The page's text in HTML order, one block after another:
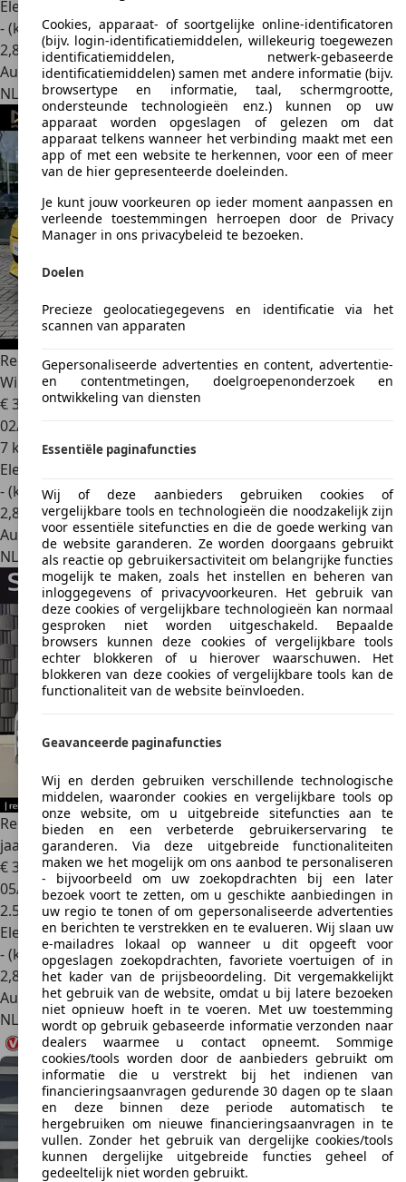
Elektrisch
- (kWh/100 km)
2,8
Autobedrijf
NL 3861 SNNijkerk
Renault R 5Comfort Range Techno 52 kWh | V2G | Pack
Winter |
€ 33.4501
02/2026
7 km
Elektrisch
- (kWh/100 km)
2,8
Autobedrijf
NL 7943 PAMeppel
Renault R 5comfort range techno 52 kWh EV | Demo | 5
jaar gar
€ 34.4501
05/2026
2.501 km
Elektrisch
- (kWh/100 km)
2,8
Autobedrijf
NL 9503 EXStadskanaal
Cookies, apparaat- of soortgelijke online-identificatoren
(bijv. login-identificatiemiddelen, willekeurig toegewezen
identificatiemiddelen, netwerk-gebaseerde
identificatiemiddelen) samen met andere informatie (bijv.
browsertype en informatie, taal, schermgrootte,
ondersteunde technologieën enz.) kunnen op uw
apparaat worden opgeslagen of gelezen om dat
apparaat telkens wanneer het verbinding maakt met een
app of met een website te herkennen, voor een of meer
van de hier gepresenteerde doeleinden.
Je kunt jouw voorkeuren op ieder moment aanpassen en
verleende toestemmingen herroepen door de Privacy
Manager in ons privacybeleid te bezoeken.
Doelen
Precieze geolocatiegegevens en identificatie via het
scannen van apparaten
Gepersonaliseerde advertenties en content, advertentie-
en contentmetingen, doelgroepenonderzoek en
ontwikkeling van diensten
Essentiële paginafuncties
Wij of deze aanbieders gebruiken cookies of
vergelijkbare tools en technologieën die noodzakelijk zijn
voor essentiële sitefuncties en die de goede werking van
de website garanderen. Ze worden doorgaans gebruikt
als reactie op gebruikersactiviteit om belangrijke functies
mogelijk te maken, zoals het instellen en beheren van
inloggegevens of privacyvoorkeuren. Het gebruik van
deze cookies of vergelijkbare technologieën kan normaal
gesproken niet worden uitgeschakeld. Bepaalde
browsers kunnen deze cookies of vergelijkbare tools
echter blokkeren of u hierover waarschuwen. Het
blokkeren van deze cookies of vergelijkbare tools kan de
functionaliteit van de website beïnvloeden.
Geavanceerde paginafuncties
Wij en derden gebruiken verschillende technologische
middelen, waaronder cookies en vergelijkbare tools op
onze website, om u uitgebreide sitefuncties aan te
bieden en een verbeterde gebruikerservaring te
garanderen. Via deze uitgebreide functionaliteiten
maken we het mogelijk om ons aanbod te personaliseren
- bijvoorbeeld om uw zoekopdrachten bij een later
bezoek voort te zetten, om u geschikte aanbiedingen in
uw regio te tonen of om gepersonaliseerde advertenties
en berichten te verstrekken en te evalueren. Wij slaan uw
e-mailadres lokaal op wanneer u dit opgeeft voor
opgeslagen zoekopdrachten, favoriete voertuigen of in
het kader van de prijsbeoordeling. Dit vergemakkelijkt
het gebruik van de website, omdat u bij latere bezoeken
niet opnieuw hoeft in te voeren. Met uw toestemming
wordt op gebruik gebaseerde informatie verzonden naar
dealers waarmee u contact opneemt. Sommige
cookies/tools worden door de aanbieders gebruikt om
informatie die u verstrekt bij het indienen van
financieringsaanvragen gedurende 30 dagen op te slaan
en deze binnen deze periode automatisch te
hergebruiken om nieuwe financieringsaanvragen in te
vullen. Zonder het gebruik van dergelijke cookies/tools
kunnen dergelijke uitgebreide functies geheel of
gedeeltelijk niet worden gebruikt.